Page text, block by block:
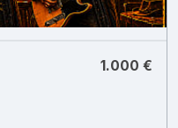
1.000 €